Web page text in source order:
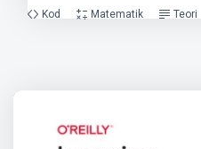
Kod Matematik Teori